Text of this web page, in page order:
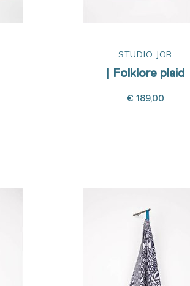
STUDIO JOB
| Folklore plaid
€ 189,00